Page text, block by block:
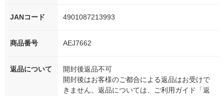
JANコード 4901087213993
商品番号 AEJ7662
返品について
開封後返品不可
開封後はお客様のご都合による返品はお受けで
きません。返品については、ご利用ガイド「返